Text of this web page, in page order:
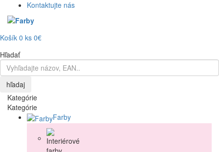
Kontaktujte nás
Košík 0 ks 0€
Hľadať
hľadaj
Kategórie
Kategórie
Farby